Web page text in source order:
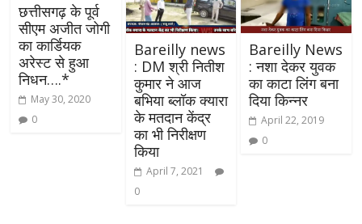
छत्तीसगढ़ के पूर्व
सीएम अजीत जोगी
का कार्डियक
अरेस्ट से हुआ
निधन….*
May 30, 2020
0
Bareilly news
: DM श्री नितीश
कुमार ने आज
बभिया ब्लॉक क्यारा
के मतदान केंद्र
का भी निरीक्षण
किया
April 7, 2021
0
Bareilly News
: नशा देकर युवक
का काटा लिंग बना
दिया किन्नर
April 22, 2019
0